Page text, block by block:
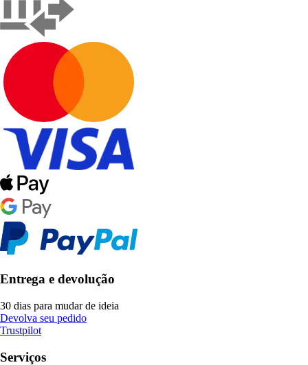
Entrega e devolução
30 dias para mudar de ideia
Devolva seu pedido
Trustpilot
Serviços